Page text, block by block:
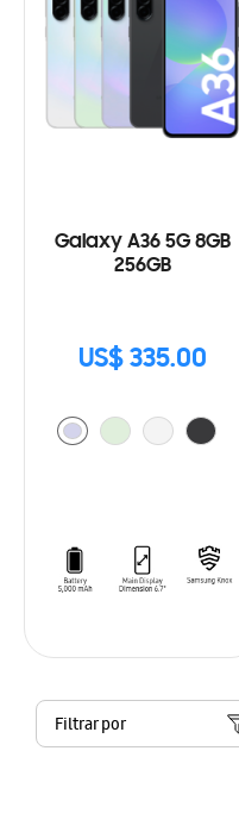
Galaxy A36 5G 8GB
256GB
US$ 335.00
Filtrar por